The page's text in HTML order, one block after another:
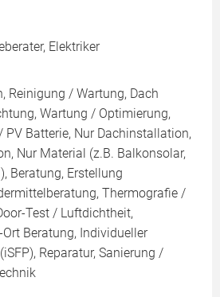
Elektriker
Reinigung / Wartung, Dach
Wartung / Optimierung,
PV Batterie, Nur Dachinstallation,
Nur Material (z.B. Balkonsolar,
Beratung, Erstellung
Thermografie /
Test / Luftdichtheit,
Beratung, Individueller
Reparatur, Sanierung /